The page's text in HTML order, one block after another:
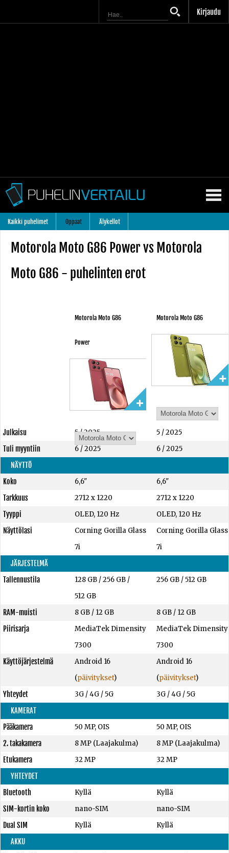
Kirjaudu
Kaikki puhelimet Oppaat Älykellot
Motorola Moto G86 Power vs Motorola
Moto G86 - puhelinten erot
Motorola Moto G86
Power
Motorola Moto G86
Julkaisu 5 / 2025
5 / 2025
Tuli myyntiin
6 / 2025
6 / 2025
NÄYTTÖ
Koko
6,6"
6,6"
Tarkkuus
2712 x 1220
2712 x 1220
Tyyppi
OLED, 120 Hz
OLED, 120 Hz
Näyttölasi
Corning Gorilla Glass
7i
Corning Gorilla Glass
7i
JÄRJESTELMÄ
Tallennustila
128 GB/256 GB/
512 GB
256 GB /512 GB
RAM-muisti 8 GB/ 12 GB 8 GB / 12 GB
Piirisarja
MediaTek Dimensity
7300
MediaTek Dimensity
7300
Käyttöjärjestelmä
Android 16
(päivitykset)
Android 16
(päivitykset)
Yhteydet
3G / 4G / 5G
3G / 4G / 5G
KAMERAT
Pääkamera
50 MP, OIS
50 MP, OIS
2. takakamera
8 MP (Laajakulma)
8 MP (Laajakulma)
Etukamera
32 MP
32 MP
YHTEYDET
Bluetooth
Kyllä
Kyllä
SIM-kortin koko
nano-SIM
nano-SIM
Dual SIM
Kyllä
Kyllä
AKKU